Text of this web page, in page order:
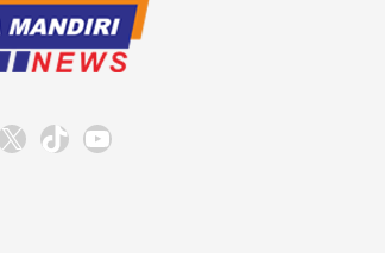
TikTokYouTube